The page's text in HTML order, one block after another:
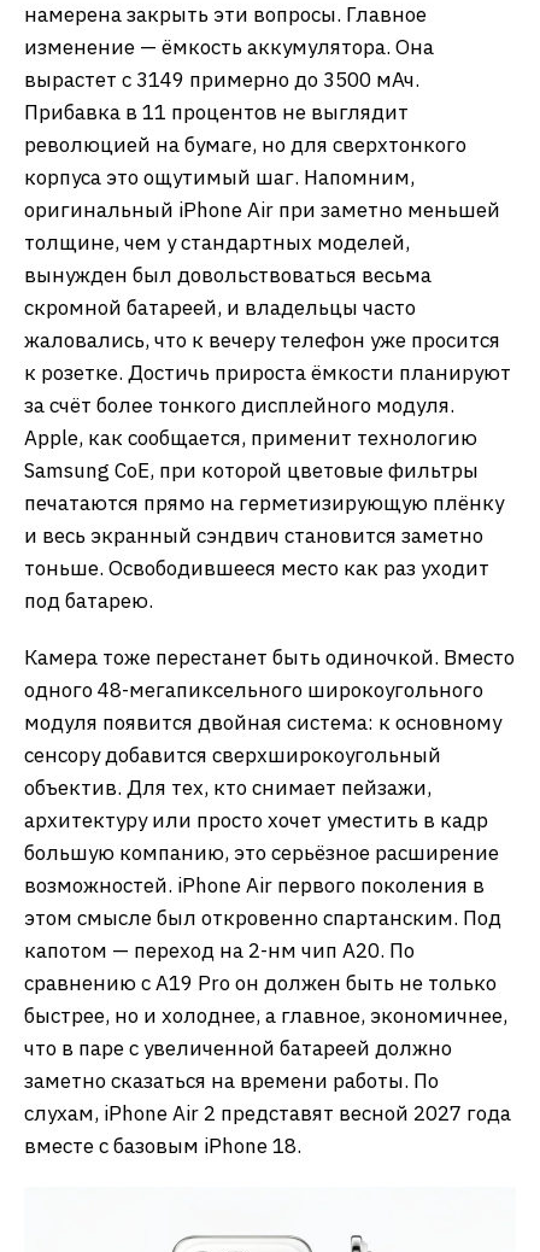
намерена закрыть эти вопросы. Главное
изменение — ёмкость аккумулятора. Она
вырастет с 3149 примерно до 3500 мАч.
Прибавка в 11 процентов не выглядит
революцией на бумаге, но для сверхтонкого
корпуса это ощутимый шаг. Напомним,
оригинальный iPhone Air при заметно меньшей
толщине, чем у стандартных моделей,
вынужден был довольствоваться весьма
скромной батареей, и владельцы часто
жаловались, что к вечеру телефон уже просится
к розетке. Достичь прироста ёмкости планируют
за счёт более тонкого дисплейного модуля.
Apple, как сообщается, применит технологию
Samsung CoE, при которой цветовые фильтры
печатаются прямо на герметизирующую плёнку
и весь экранный сэндвич становится заметно
тоньше. Освободившееся место как раз уходит
под батарею.
Камера тоже перестанет быть одиночкой. Вместо
одного 48-мегапиксельного широкоугольного
модуля появится двойная система: к основному
сенсору добавится сверхширокоугольный
объектив. Для тех, кто снимает пейзажи,
архитектуру или просто хочет уместить в кадр
большую компанию, это серьёзное расширение
возможностей. iPhone Air первого поколения в
этом смысле был откровенно спартанским. Под
капотом — переход на 2-нм чип A20. По
сравнению с A19 Pro он должен быть не только
быстрее, но и холоднее, а главное, экономичнее,
что в паре с увеличенной батареей должно
заметно сказаться на времени работы. По
слухам, iPhone Air 2 представят весной 2027 года
вместе с базовым iPhone 18.